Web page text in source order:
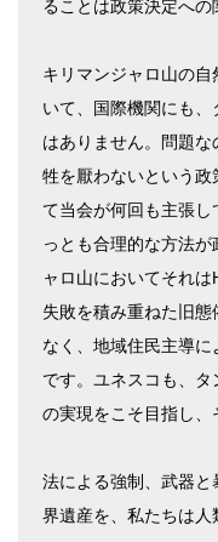
ることは政策決定への
キリマンジャロ山の
いて、国際機関にも
はありません。問題
牲を厭わないという政
て当会が何回も主張
っとも合理的な方法
ャロ山においてそれは
失敗を積み重ねた旧
なく、地域住民主導
です。ユネスコも、
の実現をこそ目指し、
法による強制、武器
界遺産を、私たちは人